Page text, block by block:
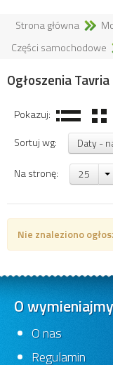
Strona główna
Części samochodowe
Ogłoszenia Tavria
Pokazuj:
Sortuj wg:
Daty -
Na stronę: 25
Nie znaleziono
O
O nas
Regulamin